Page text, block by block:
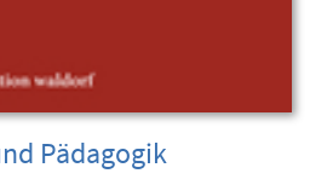
Pädagogik